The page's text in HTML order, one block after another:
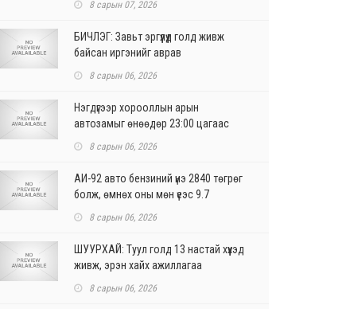
8 сарын 07, 2026
БИЧЛЭГ: Завьт эргүүлүүд голд живж
байсан иргэнийг аврав
8 сарын 06, 2026
Нэгдүгээр хорооллын арын
автозамыг өнөөдөр 23:00 цагаас
8 сарын 06, 2026
АИ-92 авто бензиний үнэ 2840 төгрөг
болж, өмнөх оны мөн үеэс 9.7
8 сарын 06, 2026
ШУУРХАЙ: Туул голд 13 настай хүүхэд
живж, эрэн хайх ажиллагаа
8 сарын 06, 2026